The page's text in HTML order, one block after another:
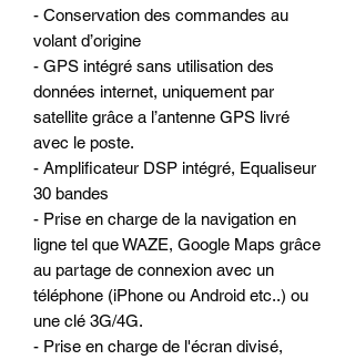
- Conservation des commandes au
volant d’origine
- GPS intégré sans utilisation des
données internet, uniquement par
satellite grâce a l’antenne GPS livré
avec le poste.
- Amplificateur DSP intégré, Equaliseur
30 bandes
- Prise en charge de la navigation en
ligne tel que WAZE, Google Maps grâce
au partage de connexion avec un
téléphone (iPhone ou Android etc..) ou
une clé 3G/4G.
- Prise en charge de l'écran divisé,